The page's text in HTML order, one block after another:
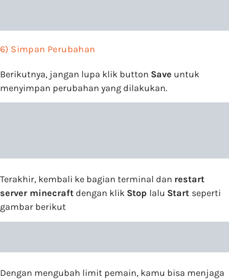
6) Simpan Perubahan
Berikutnya, jangan lupa klik button Save untuk
menyimpan perubahan yang dilakukan.
Terakhir, kembali ke bagian terminal dan restart
server minecraft dengan klik Stop lalu Start seperti
gambar berikut
Dengan mengubah limit pemain, kamu bisa menjaga